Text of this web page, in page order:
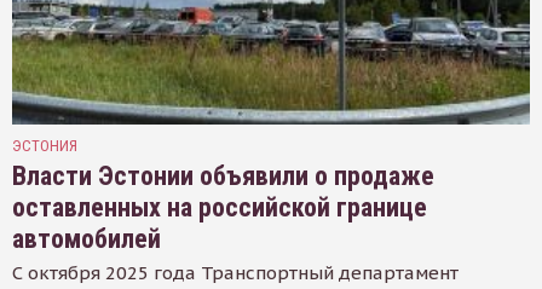
ЭСТОНИЯ
Власти Эстонии объявили о продаже
оставленных на российской границе
автомобилей
С октября 2025 года Транспортный департамент